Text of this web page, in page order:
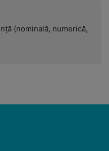
(nominală, numerică,